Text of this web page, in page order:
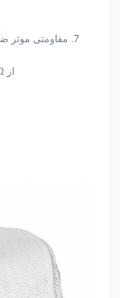
7. مقاومتی موثر
از 10e6-10e9Ω، بار های استاتیک تخلیه موثر.